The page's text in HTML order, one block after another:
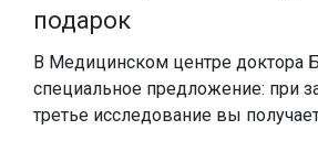
подарок
В Медицинском центре доктора
специальное предложение: при
третье исследование вы